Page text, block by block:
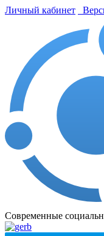
Личный кабинет
Современные